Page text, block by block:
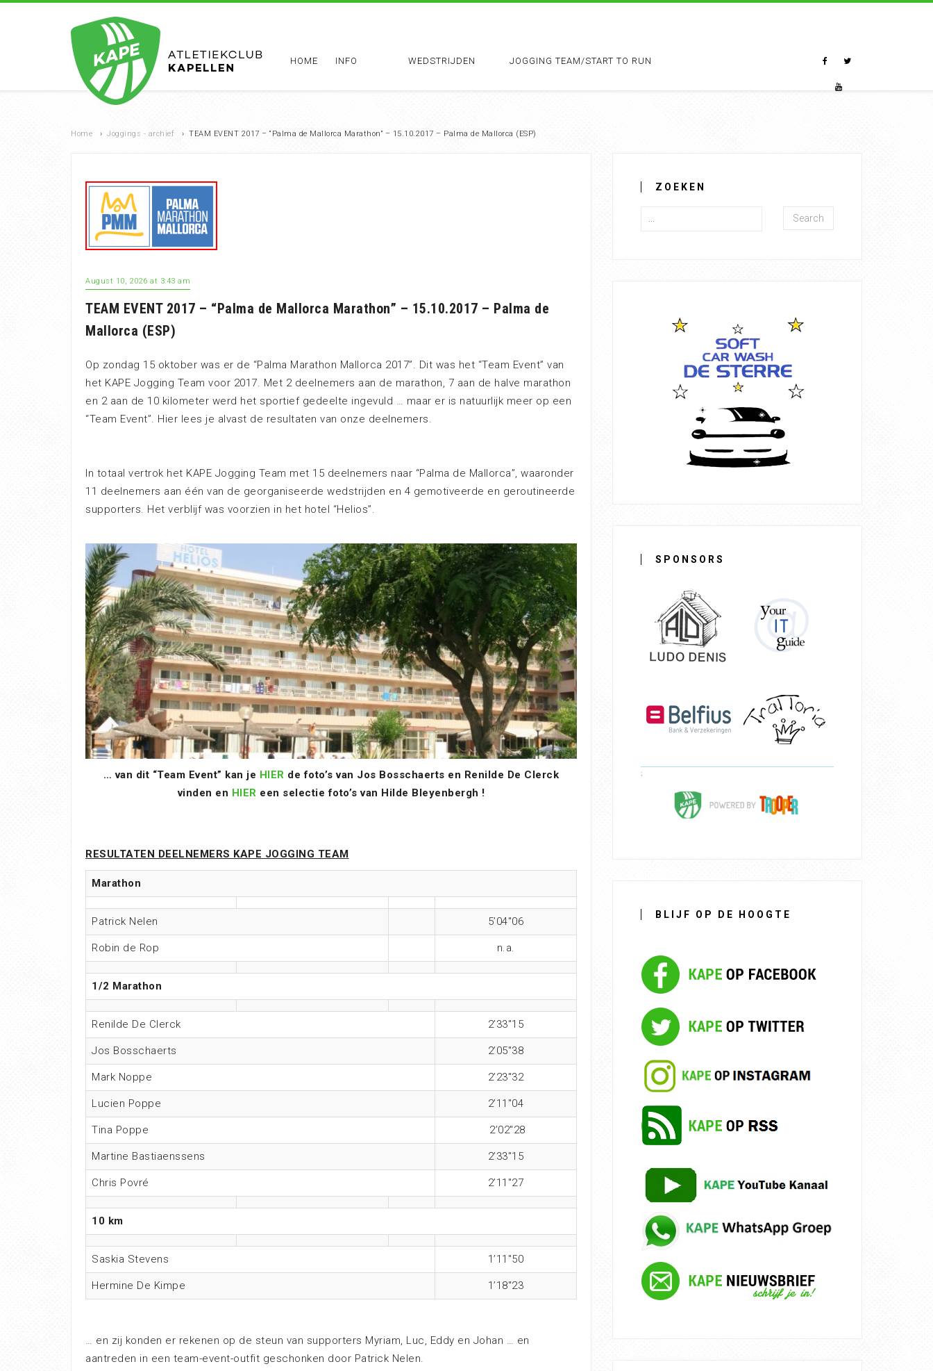
HOME INFO WEDSTRIJDEN JOGGING TEAM/START TO RUN
Home › Joggings - archief › TEAM EVENT 2017 – “Palma de Mallorca Marathon” – 15.10.2017 – Palma de Mallorca (ESP)
August 10, 2026 at 3:43 am
TEAM EVENT 2017 – “Palma de Mallorca Marathon” – 15.10.2017 – Palma de
Mallorca (ESP)
Op zondag 15 oktober was er de “Palma Marathon Mallorca 2017”. Dit was het “Team Event” van
het KAPE Jogging Team voor 2017. Met 2 deelnemers aan de marathon, 7 aan de halve marathon
en 2 aan de 10 kilometer werd het sportief gedeelte ingevuld … maar er is natuurlijk meer op een
“Team Event”. Hier lees je alvast de resultaten van onze deelnemers.
In totaal vertrok het KAPE Jogging Team met 15 deelnemers naar “Palma de Mallorca”, waaronder
11 deelnemers aan één van de georganiseerde wedstrijden en 4 gemotiveerde en geroutineerde
supporters. Het verblijf was voorzien in het hotel “Helios”.
… van dit “Team Event” kan je HIER de foto’s van Jos Bosschaerts en Renilde De Clerck
vinden en HIER een selectie foto’s van Hilde Bleyenbergh !
RESULTATEN DEELNEMERS KAPE JOGGING TEAM
Marathon
Patrick Nelen 5’04″06
Robin de Rop n.a.
1/2 Marathon
Renilde De Clerck 2’33″15
Jos Bosschaerts 2’05″38
Mark Noppe 2’23″32
Lucien Poppe 2’11″04
Tina Poppe 2’02″28
Martine Bastiaenssens 2’33″15
Chris Povré 2’11″27
10 km
Saskia Stevens 1’11″50
Hermine De Kimpe 1’18″23
… en zij konden er rekenen op de steun van supporters Myriam, Luc, Eddy en Johan … en
aantreden in een team-event-outfit geschonken door Patrick Nelen.
ZOEKEN
Search
SPONSORS
BLIJF OP DE HOOGTE